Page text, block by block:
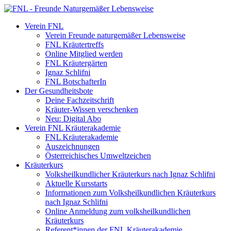
Verein FNL
Verein Freunde naturgemäßer Lebensweise
FNL Kräutertreffs
Online Mitglied werden
FNL Kräutergärten
Ignaz Schlifni
FNL BotschafterIn
Der Gesundheitsbote
Deine Fachzeitschrift
Kräuter-Wissen verschenken
Neu: Digital Abo
Verein FNL Kräuterakademie
FNL Kräuterakademie
Auszeichnungen
Österreichisches Umweltzeichen
Kräuterkurs
Volksheilkundlicher Kräuterkurs nach Ignaz Schlifni
Aktuelle Kursstarts
Informationen zum Volksheilkundlichen Kräuterkurs
nach Ignaz Schlifni
Online Anmeldung zum volksheilkundlichen
Kräuterkurs